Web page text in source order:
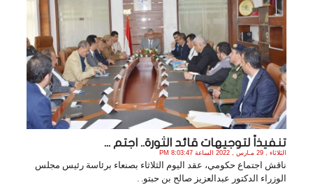
تنفيذاً لتوجيهات قائد الثورة.. اجتم ...
الثلاثاء , 29 مـارس , 2022 الساعة 8:03:47 PM
ناقش اجتماع حكومي، عقد اليوم الثلاثاء بصنعاء برئاسة رئيس مجلس
الوزراء الدكتور عبدالعزيز صالح بن حبتو. .